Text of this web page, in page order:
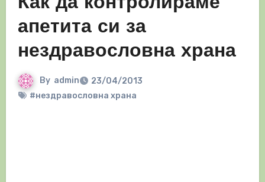
апетита си за
нездравословна храна
By admin
23/04/2013
#нездравословна храна